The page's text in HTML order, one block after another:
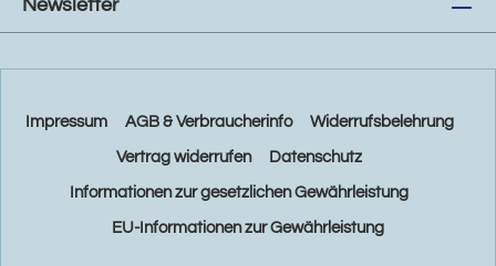
Newsletter
Impressum AGB & Verbraucherinfo Widerrufsbelehrung
Vertrag widerrufen Datenschutz
Informationen zur gesetzlichen Gewährleistung
EU-Informationen zur Gewährleistung